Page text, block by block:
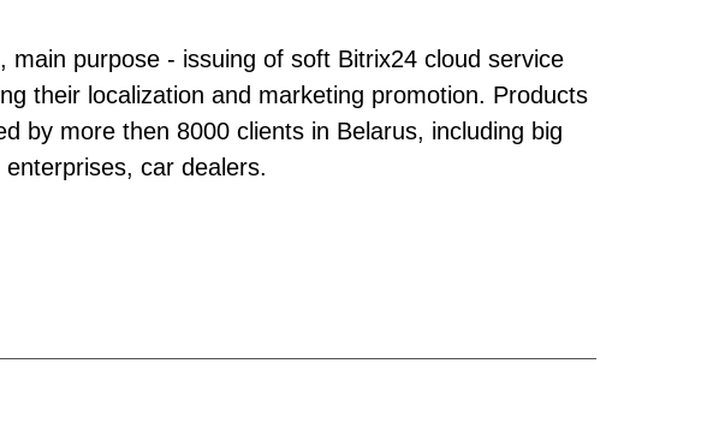
purpose - issuing of soft Bitrix24 cloud service
their localization and marketing promotion. Products
by more then 8000 clients in Belarus, including big
car dealers.